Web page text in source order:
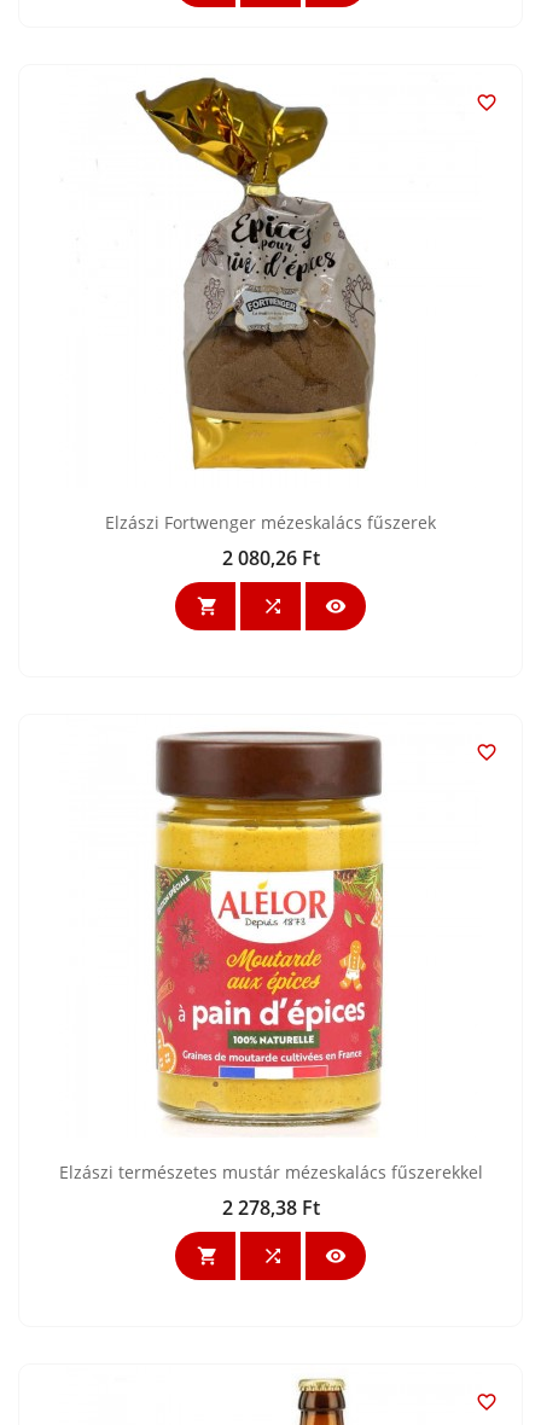

Elzászi Fortwenger mézeskalács fűszerek
Ár
2 080,26 Ft
  

Elzászi természetes mustár mézeskalács fűszerekkel
Ár
2 278,38 Ft
  
